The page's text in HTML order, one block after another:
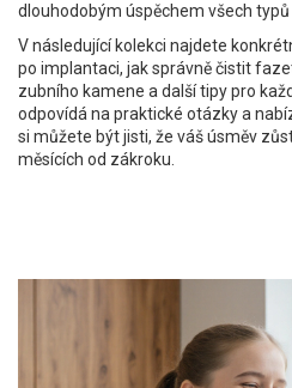
dlouhodobým úspěchem všech typů
V následující kolekci najdete
po implantaci, jak správně čistit
zubního kamene a další tipy pro
odpovídá na praktické otázky a
si můžete být jisti, že váš úsměv
měsících od zákroku.